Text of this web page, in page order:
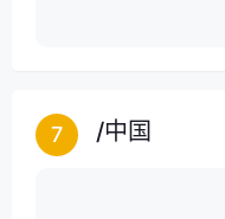
7 /中国